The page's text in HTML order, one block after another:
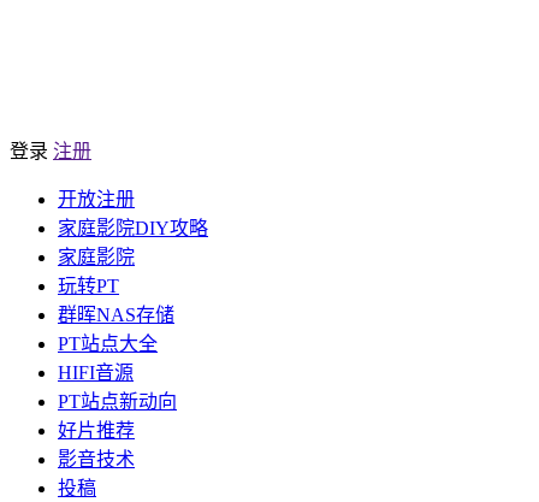
登录 注册
开放注册
家庭影院DIY攻略
家庭影院
玩转PT
群晖NAS存储
PT站点大全
HIFI音源
PT站点新动向
好片推荐
影音技术
投稿